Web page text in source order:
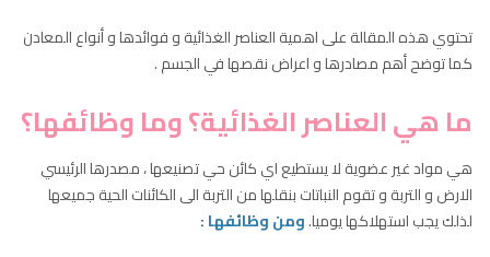
تحتوي هذه المقالة على اهمية العناصر الغذائية و فوائدها و أنواع المعادن
كما توضح أهم مصادرها و اعراض نقصها فيالجسم .
ما هي العناصر الغذائية؟ وما وظائفها؟
هي مواد غير عضوية لا يستطيع اي كائن حي تصنيعها ، مصدرها الرئيسي
الارض و التربة و تقوم النباتات بنقلها من التربة الى الكائنات الحية جميعها
لذلك يجب استهلاكها يوميا.ومن وظائفها: